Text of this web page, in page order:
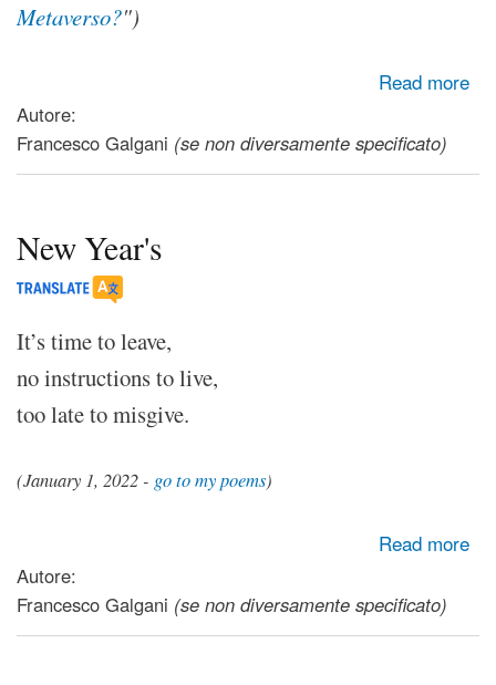
Metaverso?")
Read more
Autore:
Francesco Galgani (se non diversamente specificato)
New Year's
It’s time to leave,
no instructions to live,
too late to misgive.
(January 1, 2022 - go to my poems)
Read more
Autore:
Francesco Galgani (se non diversamente specificato)